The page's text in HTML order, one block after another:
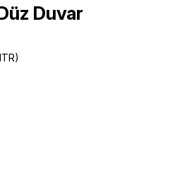
Duvar